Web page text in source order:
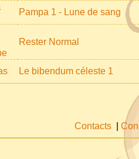
Pampa 1 - Lune de sang
Rester Normal
Le bibendum céleste 1
Contacts |